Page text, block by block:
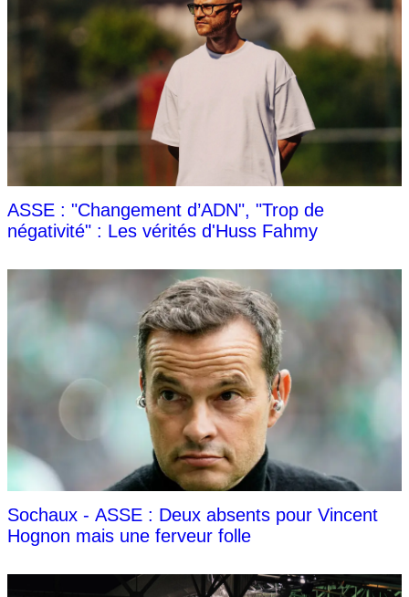
ASSE : "Changement d’ADN", "Trop de
négativité" : Les vérités d'Huss Fahmy
Sochaux - ASSE : Deux absents pour Vincent
Hognon mais une ferveur folle